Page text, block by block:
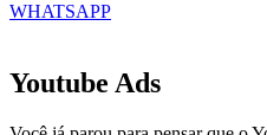
WHATSAPP
Youtube Ads